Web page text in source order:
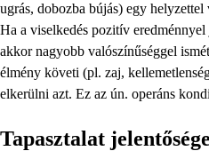
ugrás, dobozba bújás) egy
Ha a viselkedés pozitív
akkor nagyobb valószínűséggel
élmény követi (pl. zaj,
elkerülni azt. Ez az ún. operáns
Tapasztalat